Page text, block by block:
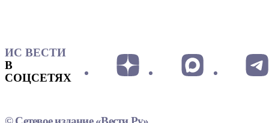
ИС ВЕСТИ
В
СОЦСЕТЯХ